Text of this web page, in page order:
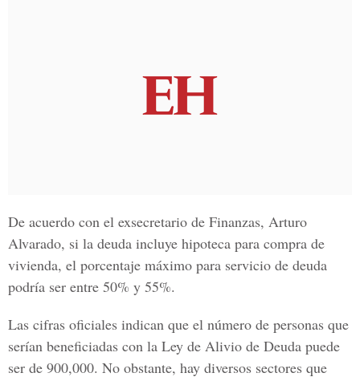
De acuerdo con el exsecretario de Finanzas, Arturo
Alvarado, si la deuda incluye hipoteca para compra de
vivienda, el porcentaje máximo para servicio de deuda
podría ser entre 50% y 55%.
Las cifras oficiales indican que el número de personas que
serían beneficiadas con la Ley de Alivio de Deuda puede
ser de 900,000. No obstante, hay diversos sectores que